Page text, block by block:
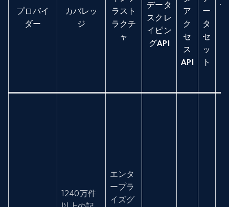
プロバイ
ダー
カバレッ
ジ
ラスト
ラクチ
ャ
データ
スクレ
イピン
グAPI
ア
ク
セ
ス
API
ー
タ
セ
ッ
ト
1240万件
エンタ
ープラ
イズグ